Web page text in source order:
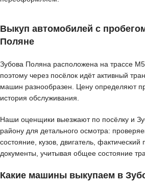
Выкуп автомобилей с
Поляне
Зубова Поляна расположена на трассе
поэтому через посёлок идёт активный
машин разнообразен. Цену определяют
история обслуживания.
Наши оценщики выезжают по посёлку и
району для детального осмотра:
состояние, кузов, двигатель,
документы, учитывая общее состояние
Какие машины выкупаем в